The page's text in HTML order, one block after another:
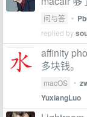
问与答 •
replied by
affinity
多块钱。
macOS •
YuxiangLuo